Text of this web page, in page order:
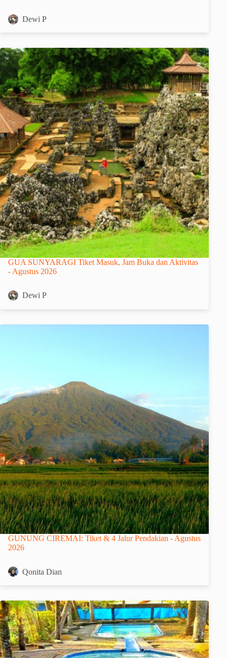
Dewi P
GUA SUNYARAGI Tiket Masuk, Jam Buka dan Aktivitas
- Agustus 2026
Dewi P
GUNUNG CIREMAI: Tiket & 4 Jalur Pendakian - Agustus
2026
Qonita Dian